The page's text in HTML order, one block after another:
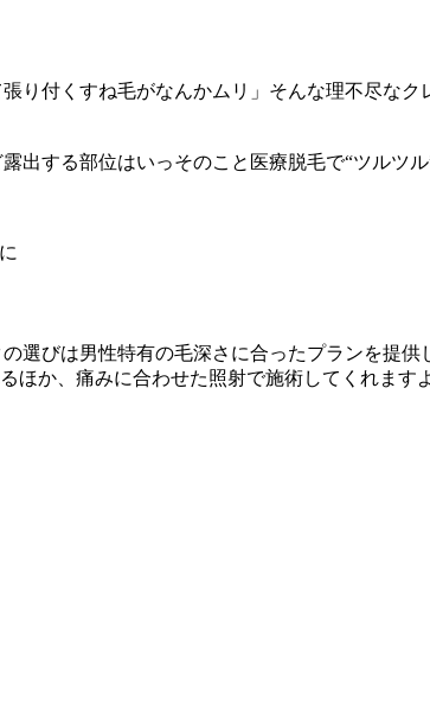
り付くすね毛がなんかムリ」そんな理不尽な
する部位はいっそのこと医療脱毛で“ツルツ
選びは男性特有の毛深さに合ったプランを提
ほか、痛みに合わせた照射で施術してくれますよ